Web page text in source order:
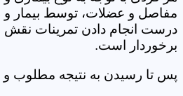
مفاصل و عضلات، توسط بیمار و
درست انجام دادن تمرینات نقش
برخوردار است.
پس تا رسیدن به نتیجه مطلوب و